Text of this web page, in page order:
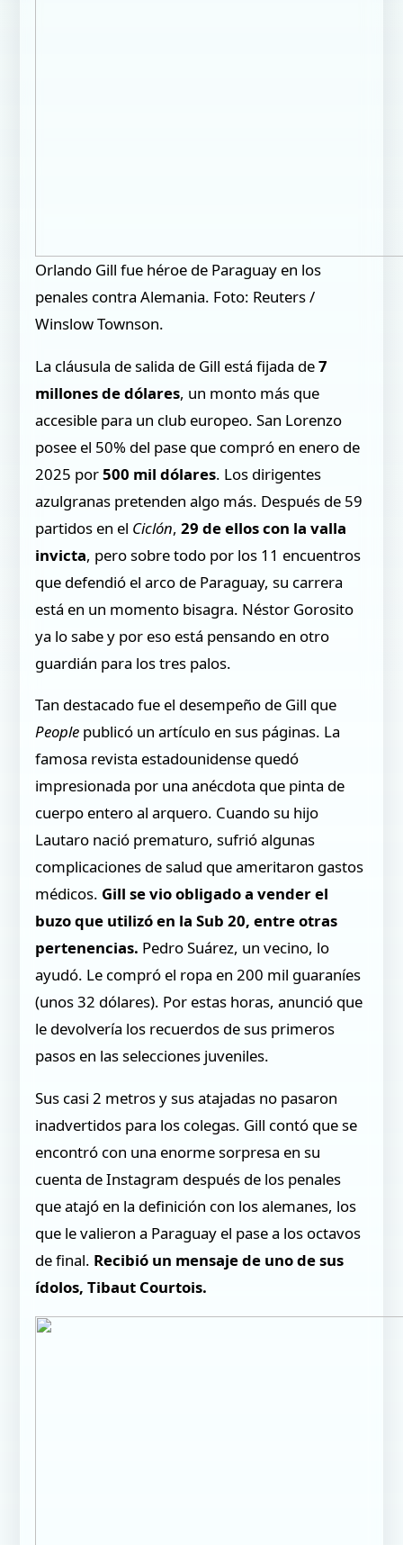
Orlando Gill fue héroe de Paraguay en los
penales contra Alemania. Foto: Reuters /
Winslow Townson.
La cláusula de salida de Gill está fijada de7
millones de dólares, un monto más que
accesible para un club europeo. San Lorenzo
posee el 50% del pase que compró en enero de
2025 por500 mil dólares. Los dirigentes
azulgranas pretenden algo más. Después de 59
partidos en el Ciclón,29 de ellos con la valla
invicta, pero sobre todo por los 11 encuentros
que defendió el arco de Paraguay, su carrera
está en un momento bisagra. Néstor Gorosito
ya lo sabe y por eso está pensando en otro
guardián para los tres palos.
Tan destacado fue el desempeño de Gill que
People publicó un artículo en sus páginas. La
famosa revista estadounidense quedó
impresionada por una anécdota que pinta de
cuerpo entero al arquero. Cuando su hijo
Lautaro nació prematuro, sufrió algunas
complicaciones de salud que ameritaron gastos
médicos. Gill se vio obligado a vender el
buzo que utilizó en la Sub 20, entre otras
pertenencias. Pedro Suárez, un vecino, lo
ayudó. Le compró el ropa en 200 mil guaraníes
(unos 32 dólares). Por estas horas, anunció que
le devolvería los recuerdos de sus primeros
pasos en las selecciones juveniles.
Sus casi 2 metros y sus atajadas no pasaron
inadvertidos para los colegas. Gill contó que se
encontró con una enorme sorpresa en su
cuenta de Instagram después de los penales
que atajó en la definición con los alemanes, los
que le valieron a Paraguay el pase a los octavos
de final. Recibió un mensaje de uno de sus
ídolos, Tibaut Courtois.